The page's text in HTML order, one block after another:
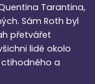
Tarantina,
Sám Roth byl
přetvářet
lidé okolo
a